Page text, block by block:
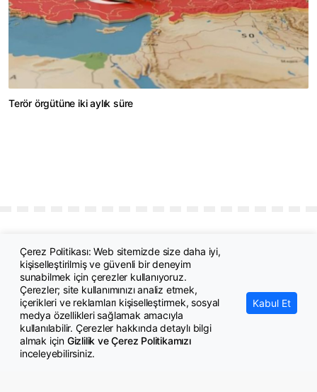
Terör örgütüne iki aylık süre
© Copyright 2026 GazeteMemur.com
Bizi Takip Edin
Çerez Politikası: Web sitemizde size daha iyi,
kişiselleştirilmiş ve güvenli bir deneyim
sunabilmek için çerezler kullanıyoruz.
Çerezler; site kullanımınızı analiz etmek,
içerikleri ve reklamları kişiselleştirmek, sosyal
medya özellikleri sağlamak amacıyla
kullanılabilir. Çerezler hakkında detaylı bilgi
almak için Gizlilik ve Çerez Politikamızı
inceleyebilirsiniz.
Kabul Et